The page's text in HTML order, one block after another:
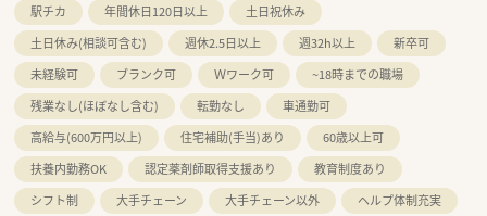
駅チカ 年間休日120日以上
土日祝休み
土日休み(相談可含む)
週休2.5日以上 週32h以上
新卒可
未経験可
ブランク可 Ｗワーク可
~18時までの職場
残業なし(ほぼなし含む)
転勤なし
車通勤可
高給与(600万円以上)
住宅補助(手当)あり
60歳以上可
扶養内勤務OK
認定薬剤師取得支援あり
教育制度あり
シフト制
大手チェーン 大手チェーン以外
ヘルプ体制充実